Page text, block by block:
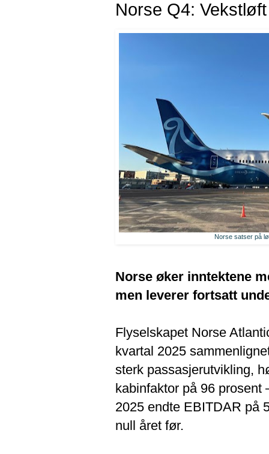
Norse Q4:
Norse satser på
Norse øker inntektene
men leverer fortsatt
Flyselskapet Norse
kvartal 2025
sterk passasjerutvikling,
kabinfaktor på 96 prosent
2025 endte EBITDAR på
null året før.